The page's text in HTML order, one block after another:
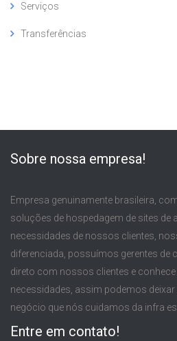
Serviços
Transferências
Sobre nossa empresa!
Empresa genuinamente brasileira,
soluções de hospedagem de sites de
necessidades de nossos clientes,
diferenciada, possuímos gerentes de
direto com nossos clientes e
necessidades, assim podemos
negócio que nós cuidamos da infra
Entre em contato!